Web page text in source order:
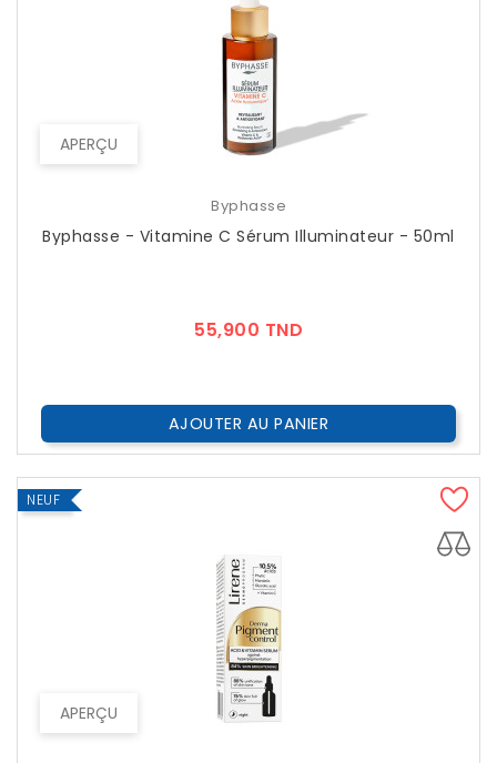
APERÇU
Byphasse
Byphasse - Vitamine C Sérum Illuminateur - 50ml
55,900 TND
AJOUTER AU PANIER
APERÇU
NEUF